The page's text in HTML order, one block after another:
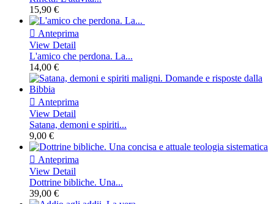
15,90 €
 Anteprima
View Detail
L'amico che perdona. La...
14,00 €
 Anteprima
View Detail
Satana, demoni e spiriti...
9,00 €
 Anteprima
View Detail
Dottrine bibliche. Una...
39,00 €